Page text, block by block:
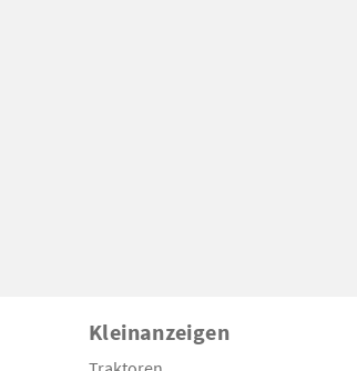
Kleinanzeigen